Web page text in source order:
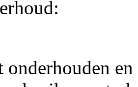
onderhouden